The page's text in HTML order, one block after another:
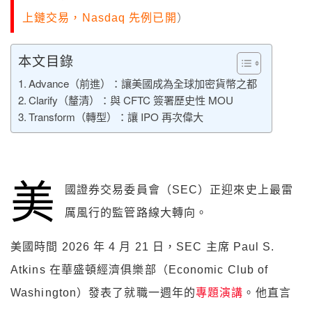
上鏈交易，Nasdaq 先例已開 ）
本文目錄
Advance（前進）：讓美國成為全球加密貨幣之都
Clarify（釐清）：與 CFTC 簽署歷史性 MOU
Transform（轉型）：讓 IPO 再次偉大
美
國證券交易委員會（SEC）正迎來史上最雷
厲風行的監管路線大轉向。
美國時間 2026 年 4 月 21 日，SEC 主席 Paul S.
Atkins 在華盛頓經濟俱樂部（Economic Club of
Washington）發表了就職一週年的專題演講 。他直言